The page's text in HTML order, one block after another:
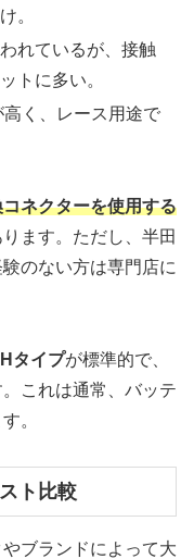
。
れているが、接触
トに多い。
高く、レース用途で
ネクターを使用する
ます。ただし、半田
のない方は専門店に
タイプが標準的で、
これは通常、バッテ
。
ト比較
ブランドによって大